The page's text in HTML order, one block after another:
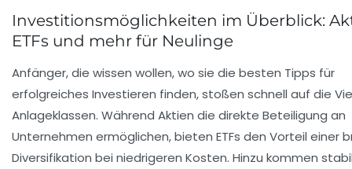
Investitionsmöglichkeiten im Überblick:
ETFs und mehr für Neulinge
Anfänger, die wissen wollen, wo sie die besten Tipps für
erfolgreiches Investieren finden, stoßen schnell auf die
Anlageklassen. Während Aktien die direkte Beteiligung an
Unternehmen ermöglichen, bieten ETFs den Vorteil einer
Diversifikation bei niedrigeren Kosten. Hinzu kommen